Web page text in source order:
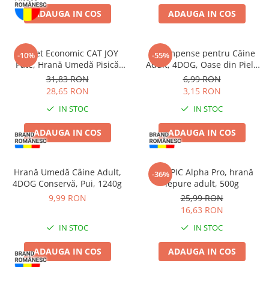
ADAUGA IN COS ADAUGA IN COS
-10%
Pachet Economic CAT JOY
Pate, Hrană Umedă Pisică
Adult, Pasăre, 16x100g
31,83 RON
28,65 RON
IN STOC
ADAUGA IN COS
-55%
Recompense pentru Câine
Adult, 4DOG, Oase din Piele
Presată, 8.5cm, 3 bucăți
6,99 RON
3,15 RON
IN STOC
ADAUGA IN COS
Hrană Umedă Câine Adult,
4DOG Conservă, Pui, 1240g
9,99 RON
IN STOC
ADAUGA IN COS
-36%
CUNIPIC Alpha Pro, hrană
iepure adult, 500g
25,99 RON
16,63 RON
IN STOC
ADAUGA IN COS